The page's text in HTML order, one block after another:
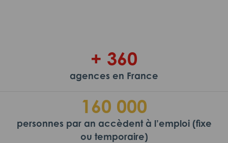
+ 360
agences en France
160 000
personnes par an accèdent à l’emploi (fixe
ou temporaire)